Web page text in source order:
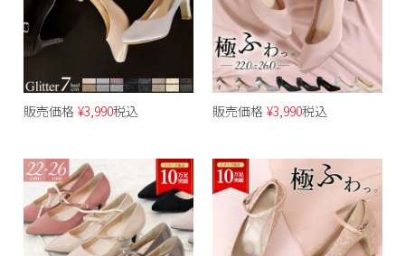
販売価格 ¥3,990税込 販売価格 ¥3,990税込